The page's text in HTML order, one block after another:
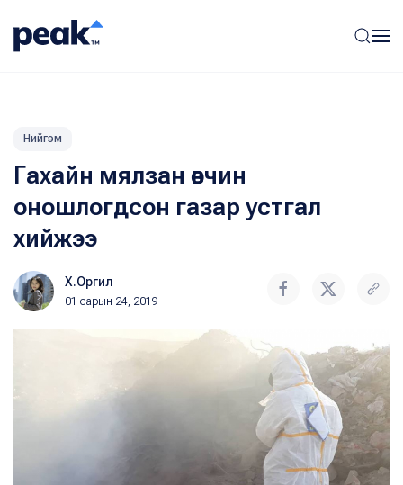
Нийгэм
Гахайн мялзан өвчин
оношлогдсон газар устгал
хийжээ
Х.Оргил
01 сарын 24, 2019